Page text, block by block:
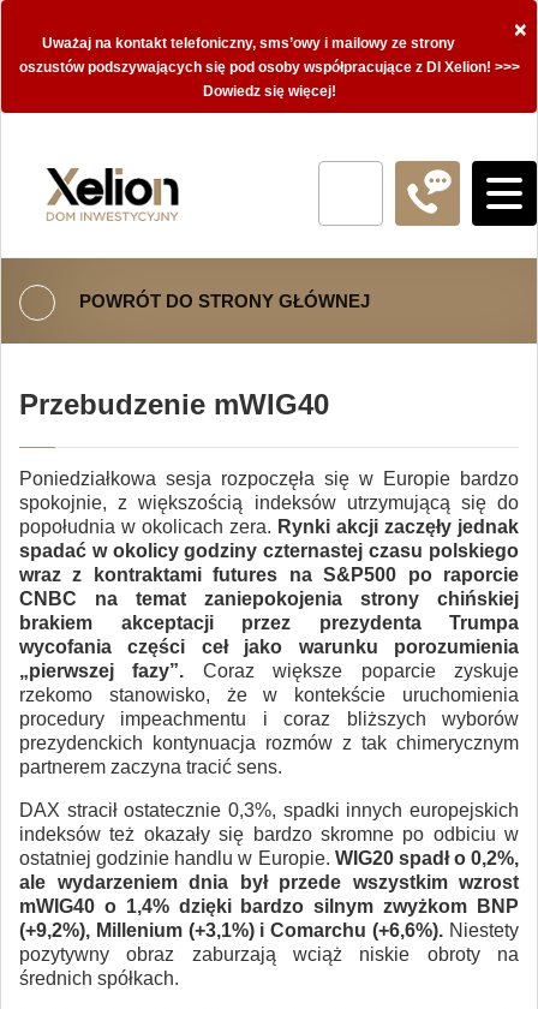
×
Uważaj na kontakt telefoniczny, sms’owy i mailowy ze strony
oszustów podszywających się pod osoby współpracujące z DI Xelion! >>>
Dowiedz się więcej!
POWRÓT DO STRONY GŁÓWNEJ
Przebudzenie mWIG40
Poniedziałkowa sesja rozpoczęła się w Europie bardzo
spokojnie, z większością indeksów utrzymującą się do
popołudnia w okolicach zera. Rynki akcji zaczęły jednak
spadać w okolicy godziny czternastej czasu polskiego
wraz z kontraktami futures na S&P500 po raporcie
CNBC na temat zaniepokojenia strony chińskiej
brakiem akceptacji przez prezydenta Trumpa
wycofania części ceł jako warunku porozumienia
„pierwszej fazy”. Coraz większe poparcie zyskuje
rzekomo stanowisko, że w kontekście uruchomienia
procedury impeachmentu i coraz bliższych wyborów
prezydenckich kontynuacja rozmów z tak chimerycznym
partnerem zaczyna tracić sens.
DAX stracił ostatecznie 0,3%, spadki innych europejskich
indeksów też okazały się bardzo skromne po odbiciu w
ostatniej godzinie handlu w Europie. WIG20 spadł o 0,2%,
ale wydarzeniem dnia był przede wszystkim wzrost
mWIG40 o 1,4% dzięki bardzo silnym zwyżkom BNP
(+9,2%), Millenium (+3,1%) i Comarchu (+6,6%). Niestety
pozytywny obraz zaburzają wciąż niskie obroty na
średnich spółkach.